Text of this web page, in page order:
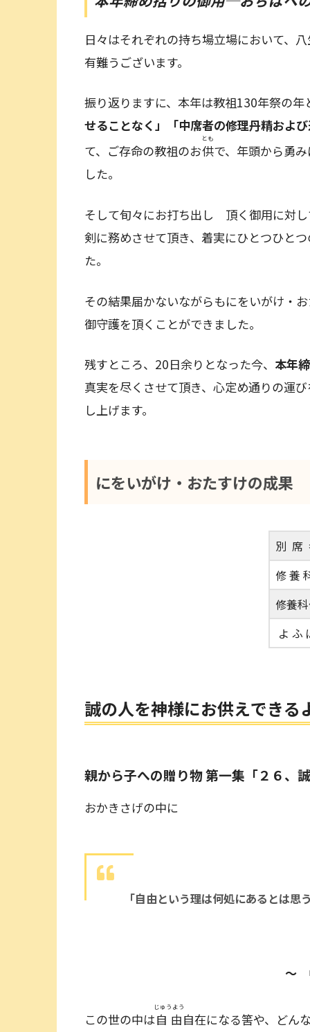
日々はそれぞれの持ち場立場において、
有難うございます。
振り返りますに、本年は教祖130年祭の年
せることなく」「中席者の修理丹精およ
て、ご存命の教祖のお供
とも
で、年頭から勇
した。
そして旬々にお打ち出し 頂く御用に対
剣に務めさせて頂き、着実にひとつひと
た。
その結果届かないながらもにをいがけ・
御守護を頂くことができました。
残すところ、20日余りとなった今、 本年
真実を尽くさせて頂き、心定め通りの運
し上げます。
にをいがけ・おたすけの成果
別 席
修 養
修養
よ ふ
誠の人を神様にお供えできる
親から子への贈り物 第一集「２６、
おかきさげの中に
「自由という理は何処にあるとは
～
この世の中は自由
じゅうよう
自在になる筈や、どん